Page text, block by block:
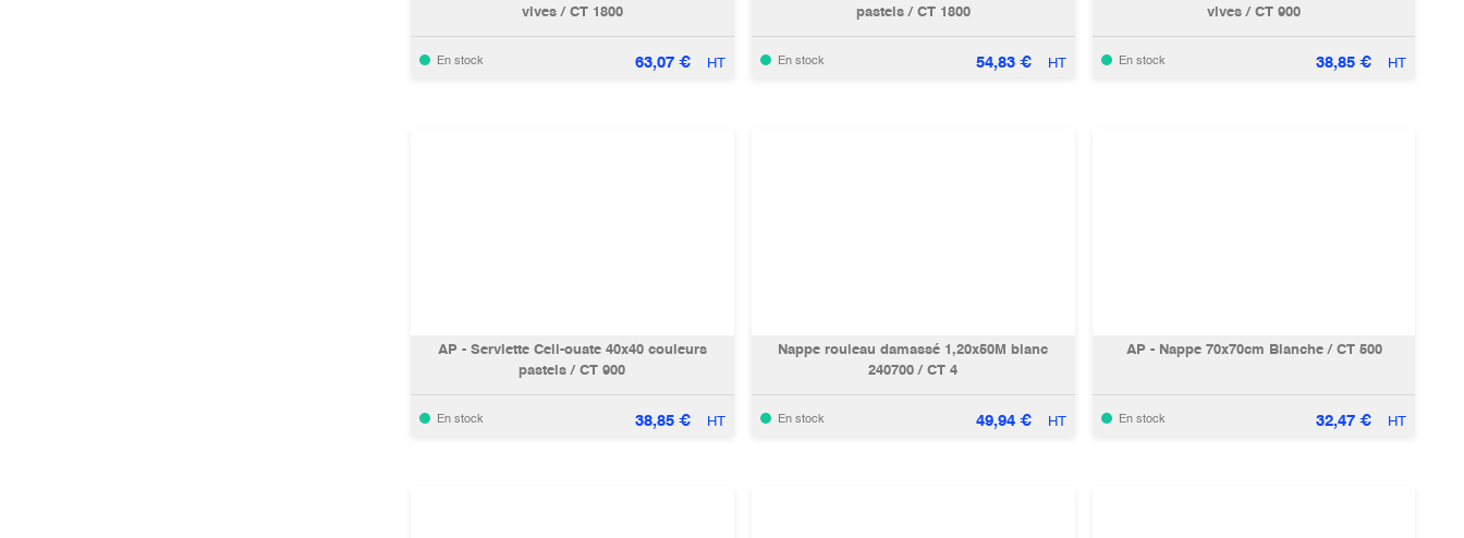
vives / CT 1800
En stock 63,07€ HT
pastels / CT 1800
En stock 54,83€ HT
vives / CT 900
En stock 38,85 € HT
AP - Serviette Celi-ouate 40x40 couleurs
pastels / CT 900
En stock 38,85€ HT
Nappe rouleau damassé 1,20x50M blanc
240700 / CT 4
En stock 49,94€ HT
AP - Nappe 70x70cm Blanche / CT 500
En stock 32,47 € HT